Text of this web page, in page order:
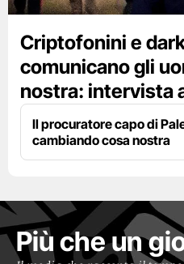
Criptofonini e
comunicano gli
nostra: intervista
Il procuratore capo di
cambiando cosa nostra
Più che un